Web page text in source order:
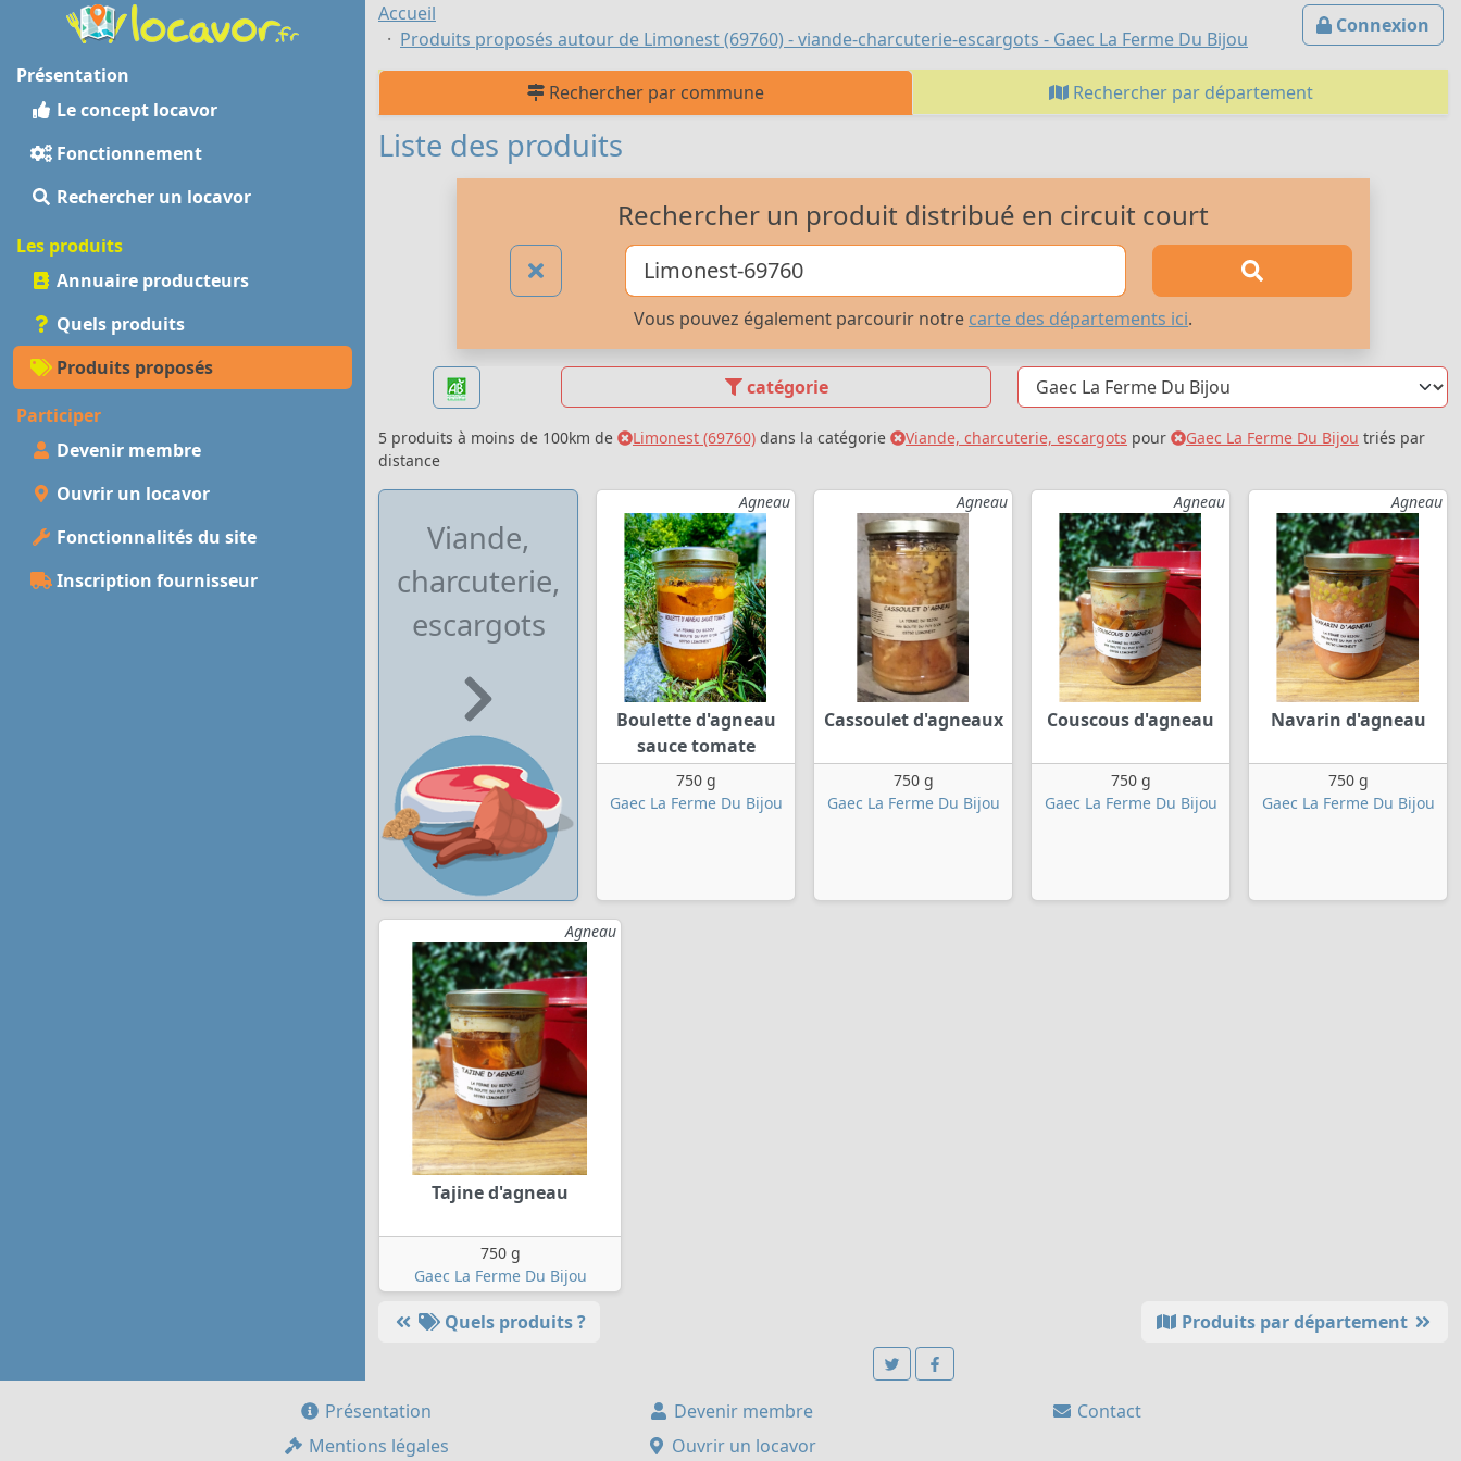
Présentation
Le concept locavor
Fonctionnement
Rechercher un locavor
Les produits
Annuaire producteurs
Quels produits
Produits proposés
Participer
Devenir membre
Ouvrir un locavor
Fonctionnalités du site
Inscription fournisseur
Connexion
Accueil
Produits proposés autour de Limonest (69760) - viande-charcuterie-escargots - Gaec La Ferme Du Bijou
Rechercher par commune Rechercher par département
Liste des produits
Rechercher un produit distribué en circuit court
Vous pouvez également parcourir notre carte des départements ici.
catégorie
5 produits à moins de 100km de Limonest (69760) dans la catégorie Viande, charcuterie, escargots pour Gaec La Ferme Du Bijou triés par
distance
Viande,
charcuterie,
escargots
Agneau
Boulette d'agneau
sauce tomate
750 g
Gaec La Ferme Du Bijou
Agneau
Cassoulet d'agneaux
750 g
Gaec La Ferme Du Bijou
Agneau
Couscous d'agneau
750 g
Gaec La Ferme Du Bijou
Agneau
Navarin d'agneau
750 g
Gaec La Ferme Du Bijou
Agneau
Tajine d'agneau
750 g
Gaec La Ferme Du Bijou
Produits par département
Quels produits ?
Présentation
Mentions légales
Devenir membre
Ouvrir un locavor
Contact